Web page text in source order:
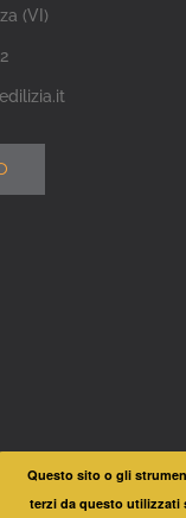
(VI)
Questo sito o gli
terzi da questo utilizzati